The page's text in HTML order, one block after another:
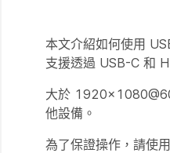
本文介紹如何使用
支援透過 USB-C 和
大於
他設備。
為了保證操作，請使